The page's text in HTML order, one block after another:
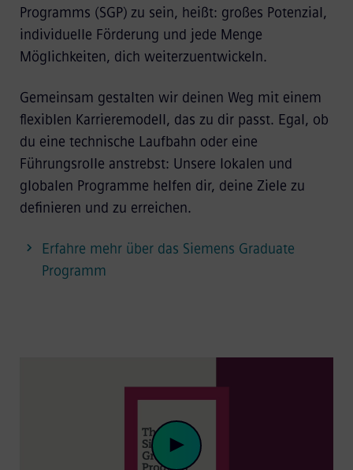
Programms (SGP) zu sein, heißt: großes Potenzial,
individuelle Förderung und jede Menge
Möglichkeiten, dich weiterzuentwickeln.
Gemeinsam gestalten wir deinen Weg mit einem
flexiblen Karrieremodell, das zu dir passt. Egal, ob
du eine technische Laufbahn oder eine
Führungsrolle anstrebst: Unsere lokalen und
globalen Programme helfen dir, deine Ziele zu
definieren und zu erreichen.
Erfahre mehr über das Siemens Graduate
Programm